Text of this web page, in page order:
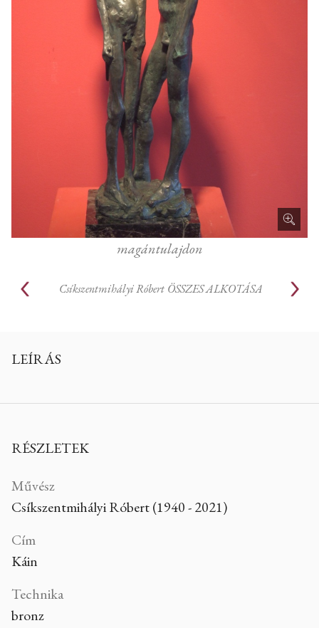
magántulajdon
Csíkszentmihályi Róbert ÖSSZES ALKOTÁSA
LEÍRÁS
RÉSZLETEK
Művész
Csíkszentmihályi Róbert (1940 - 2021)
Cím
Káin
Technika
bronz